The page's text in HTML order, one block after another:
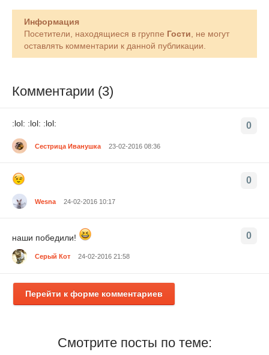
Информация
Посетители, находящиеся в группе Гости, не могут
оставлять комментарии к данной публикации.
Комментарии (3)
0
:lol: :lol: :lol:
Сестрица Иванушка 23-02-2016 08:36
0
Wesna 24-02-2016 10:17
0
наши победили!
Серый Кот 24-02-2016 21:58
Перейти к форме комментариев
Смотрите посты по теме: